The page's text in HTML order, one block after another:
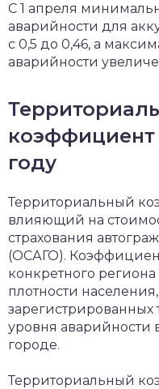
С 1 апреля
аварийности для
с 0,5 до 0,46, а
аварийности
году
Территориальный
влияющий на
страхования
(ОСАГО).
конкретного
плотности
зарегистрированных
уровня аварийности
городе.
Территориальный